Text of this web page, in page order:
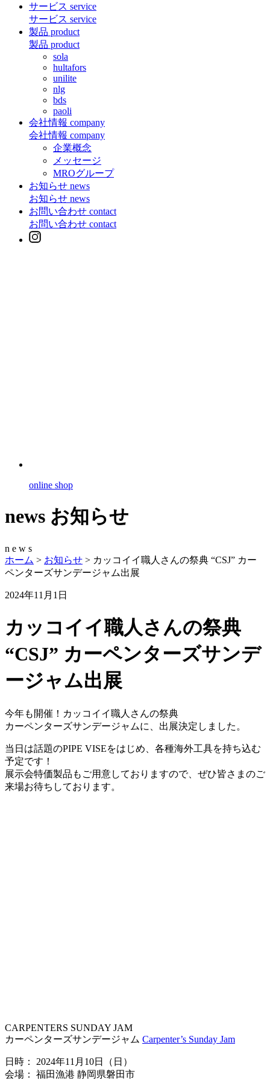
サービス service
サービス service
製品 product
製品 product
sola
hultafors
unilite
nlg
bds
paoli
会社情報 company
会社情報 company
企業概念
メッセージ
MROグループ
お知らせ news
お知らせ news
お問い合わせ contact
お問い合わせ contact
online shop
news お知らせ
n e w s
ホーム > お知らせ > カッコイイ職人さんの祭典 “CSJ” カー
ペンターズサンデージャム出展
2024年11月1日
カッコイイ職人さんの祭典
“CSJ” カーペンターズサンデ
ージャム出展
今年も開催！カッコイイ職人さんの祭典
カーペンターズサンデージャムに、出展決定しました。
当日は話題のPIPE VISEをはじめ、各種海外工具を持ち込む
予定です！
展示会特価製品もご用意しておりますので、ぜひ皆さまのご
来場お待ちしております。
CARPENTERS SUNDAY JAM
カーペンターズサンデージャム Carpenter’s Sunday Jam
日時： 2024年11月10日（日）
会場： 福田漁港 静岡県磐田市